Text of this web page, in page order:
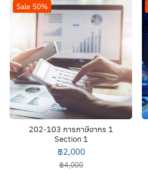
Sale 50%
202-103 การภาษีอากร 1
Section 1
฿4,000
฿2,000